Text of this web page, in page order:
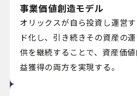
事業価値創造モデル
オリックスが自ら投資し運営
ド化し、引き続きその資産の
供を継続することで、資産価
益獲得の両方を実現する。